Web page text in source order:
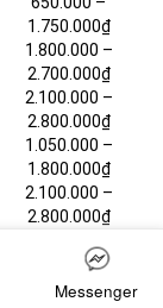
1.750.000₫
1.800.000 –
2.700.000₫
2.100.000 –
2.800.000₫
1.050.000 –
1.800.000₫
2.100.000 –
2.800.000₫
2.600.000₫
1.500.000 –
Messenger